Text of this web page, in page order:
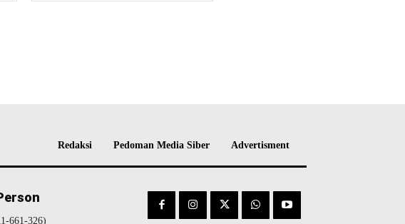
Redaksi Pedoman Media Siber Advertisment
661-326)